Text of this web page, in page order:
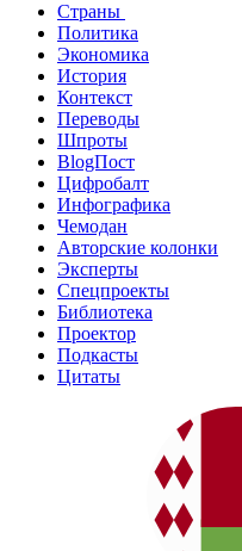
Страны
Политика
Экономика
История
Контекст
Переводы
Шпроты
BlogПост
Цифробалт
Инфографика
Чемодан
Авторские колонки
Эксперты
Спецпроекты
Библиотека
Проектор
Подкасты
Цитаты